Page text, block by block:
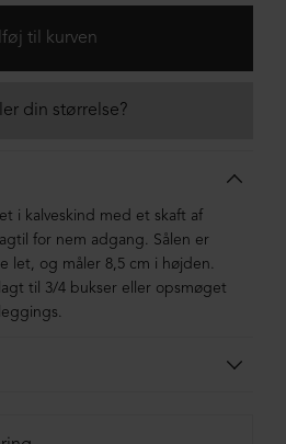
din størrelse?
i kalveskind med et skaft af
for nem adgang. Sålen er
let, og måler 8,5 cm i højden.
til 3/4 bukser eller opsmøget